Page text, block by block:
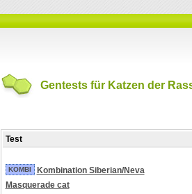
Gentests für Katzen der
Test
KOMBI
Kombination Siberian/Neva
Masquerade cat